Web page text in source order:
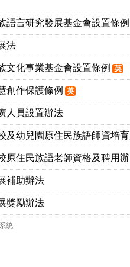
語言研究發展基金會設置條例
法
文化事業基金會設置條例 英
創作保護條例 英
人員設置辦法
及幼兒園原住民族語師資培
原住民族語老師資格及聘用
補助辦法
獎勵辦法
統